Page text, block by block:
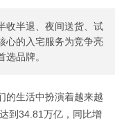
收半退、夜间送货、试
心的入宅服务为竞争亮
品牌。
的生活中扮演着越来越
到34.81万亿，同比增